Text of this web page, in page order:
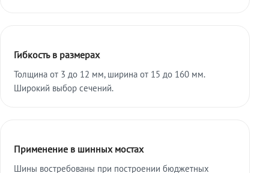
Гибкость в размерах
Толщина от 3 до 12 мм, ширина от 15 до 160 мм.
Широкий выбор сечений.
Применение в шинных мостах
Шины востребованы при построении бюджетных